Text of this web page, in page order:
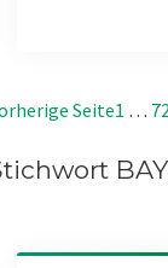
Seite1 …